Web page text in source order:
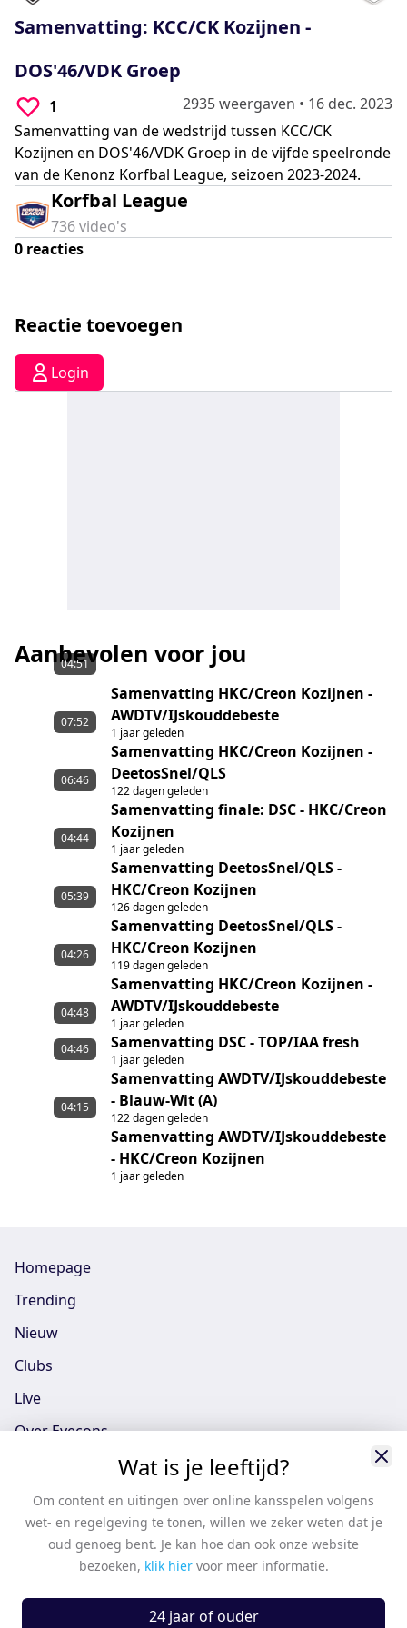
seconds
Samenvatting: KCC/CK Kozijnen -
DOS'46/VDK Groep
1 2935 weergaven • 16 dec. 2023
Samenvatting van de wedstrijd tussen KCC/CK
Kozijnen en DOS'46/VDK Groep in de vijfde speelronde
van de Kenonz Korfbal League, seizoen 2023-2024.
Korfbal League
736video's
0 reacties
Reactie toevoegen
Login
Aanbevolen voor jou
04:51
Samenvatting HKC/Creon Kozijnen -
AWDTV/IJskouddebeste
1 jaar geleden
07:52
Samenvatting HKC/Creon Kozijnen -
DeetosSnel/QLS
122 dagen geleden
06:46
Samenvatting finale: DSC - HKC/Creon
Kozijnen
1 jaar geleden
04:44
Samenvatting DeetosSnel/QLS -
HKC/Creon Kozijnen
126 dagen geleden
05:39
Samenvatting DeetosSnel/QLS -
HKC/Creon Kozijnen
119 dagen geleden
04:26
Samenvatting HKC/Creon Kozijnen -
AWDTV/IJskouddebeste
1 jaar geleden
04:48
Samenvatting DSC - TOP/IAA fresh
1 jaar geleden
04:46
Samenvatting AWDTV/IJskouddebeste
- Blauw-Wit (A)
122 dagen geleden
04:15
Samenvatting AWDTV/IJskouddebeste
- HKC/Creon Kozijnen
1 jaar geleden
Homepage
Trending
Nieuw
Clubs
Live
Over Eyecons
Eyecons App - iOS
Eyecons App - Android
Vacatures
Casten
Wat is je leeftijd?
Om content en uitingen over online kansspelen volgens
wet- en regelgeving te tonen, willen we zeker weten dat je
oud genoeg bent. Je kan hoe dan ook onze website
bezoeken, klik hier voor meer informatie.
24 jaar of ouder